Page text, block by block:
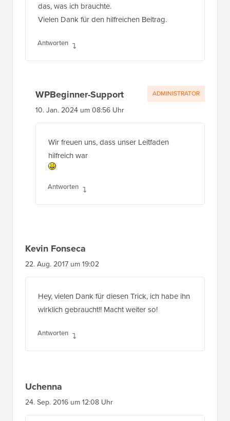
das, was ich brauchte.
Vielen Dank für den hilfreichen Beitrag.
Antworten
WPBeginner-Support
10. Jan. 2024 um 08:56 Uhr
Wir freuen uns, dass unser Leitfaden
hilfreich war
Antworten
ADMINISTRATOR
Kevin Fonseca
22. Aug. 2017 um 19:02
Hey, vielen Dank für diesen Trick, ich habe ihn
wirklich gebraucht!! Macht weiter so!
Antworten
Uchenna
24. Sep. 2016 um 12:08 Uhr